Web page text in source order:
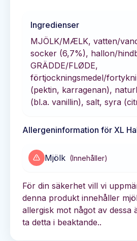
Ingredienser
MJÖLK/MÆLK, vatten/
socker (6,7%), hallon/
GRÄDDE/FLØDE,
förtjockningsmedel/
(pektin, karragenan),
(bl.a. vanillin), salt, syra
Allergeninformation för XL
Mjölk (Innehåller)
För din säkerhet vill vi
denna produkt innehåller
allergisk mot något av dessa
ta detta i beaktande..